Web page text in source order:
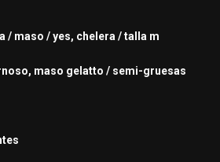
/ maso / yes, chelera / talla m
maso gelatto / semi-gruesas